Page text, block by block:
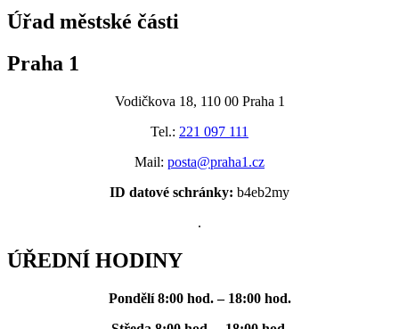
Úřad městské části
Praha 1
Vodičkova 18, 110 00 Praha 1
Tel.: 221 097 111
Mail: posta@praha1.cz
ID datové schránky: b4eb2my
.
ÚŘEDNÍ HODINY
Pondělí 8:00 hod. – 18:00 hod.